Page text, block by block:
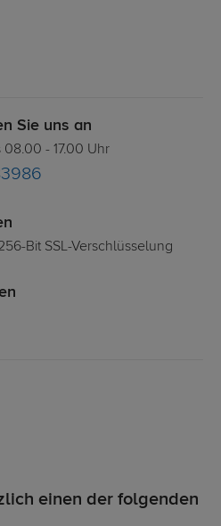
Sie uns an
08.00 - 17.00 Uhr
Bit SSL-Verschlüsselung
einen der folgenden